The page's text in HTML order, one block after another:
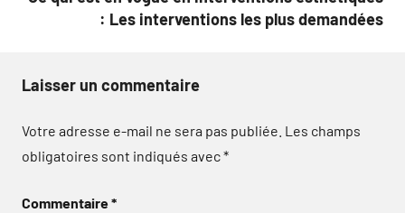
: Les interventions les plus demandées
Laisser un commentaire
Votre adresse e-mail ne sera pas publiée. Les champs
obligatoires sont indiqués avec*
Commentaire*